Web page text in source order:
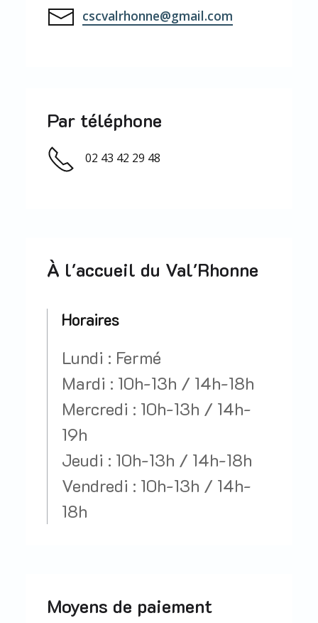
cscvalrhonne@gmail.com
Par téléphone
02 43 42 29 48
À l'accueil du Val'Rhonne
Horaires
Lundi : Fermé
Mardi : 10h-13h / 14h-18h
Mercredi : 10h-13h / 14h-
19h
Jeudi : 10h-13h / 14h-18h
Vendredi : 10h-13h / 14h-
18h
Moyens de paiement